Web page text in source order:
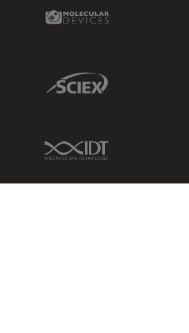
Molecular Devices Link
Sciex Link
IDT Link